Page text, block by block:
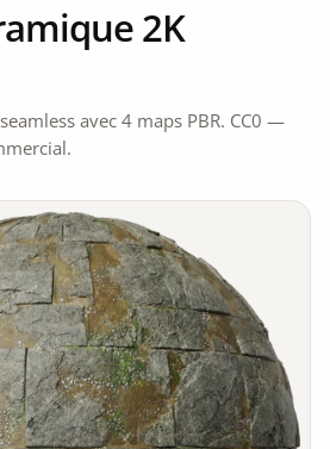
2K
avec 4 maps PBR. CC0 —